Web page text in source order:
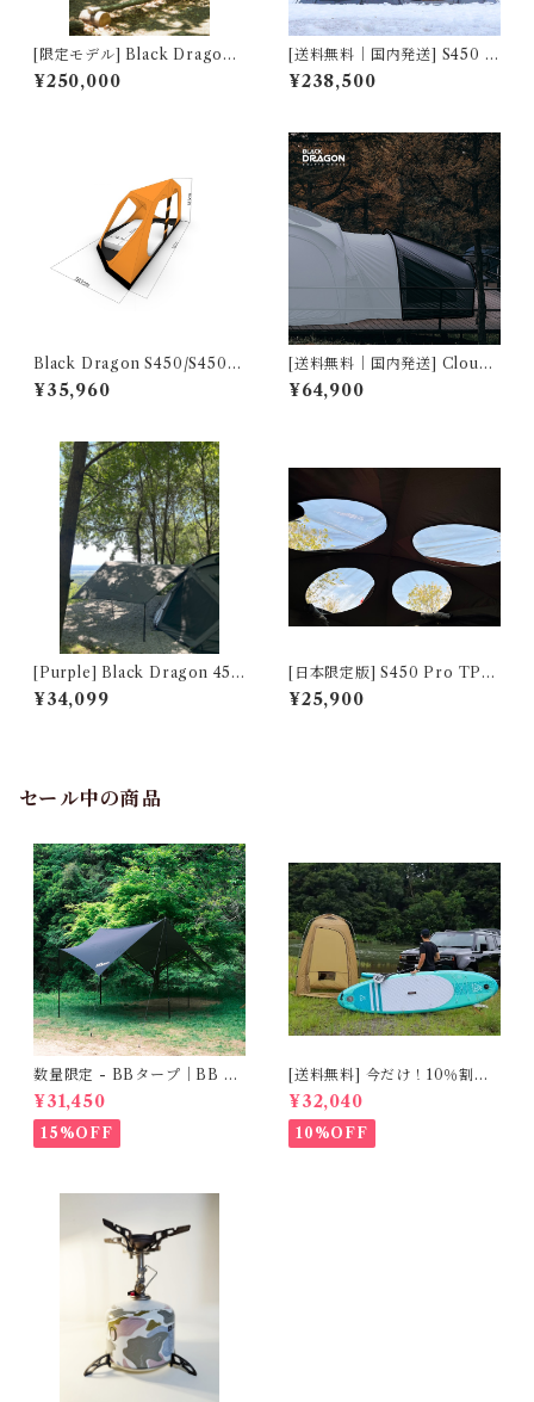
[限定モデル] Black Dragon
S450 PRO ホワイトモデル
（ポリエステル生地）
¥250,000
[送料無料｜国内発送] S450 P
ro マウンテングレー｜Mount
ain Gray YUNAN Pole Full
008
¥238,500
Black Dragon S450/S450 P
ro/S450 Pro T/C Inner Te
nt
¥35,960
[送料無料｜国内発送] CloudL
ink Vestibule(雲倉) for Blac
k Dragon S450, S450 Pro,
¥64,900
[Purple] Black Dragon 450
Pro 専用タープ Exclusive T
arp 2224040007-07
¥34,099
[日本限定版] S450 Pro TPU
Roof(Flysheet) Purple 222
4040007-01
¥25,900
セール中の商品
数量限定 - BBタープ｜BB Ta
rp
¥31,450
15%OFF
[送料無料] 今だけ！10％割引
実施中！TNCプライベートシ
ェルター（Private Shelter）
簡易更衣＆トイレテント（Co
mpact Changing & Toilet T
¥32,040
10%OFF